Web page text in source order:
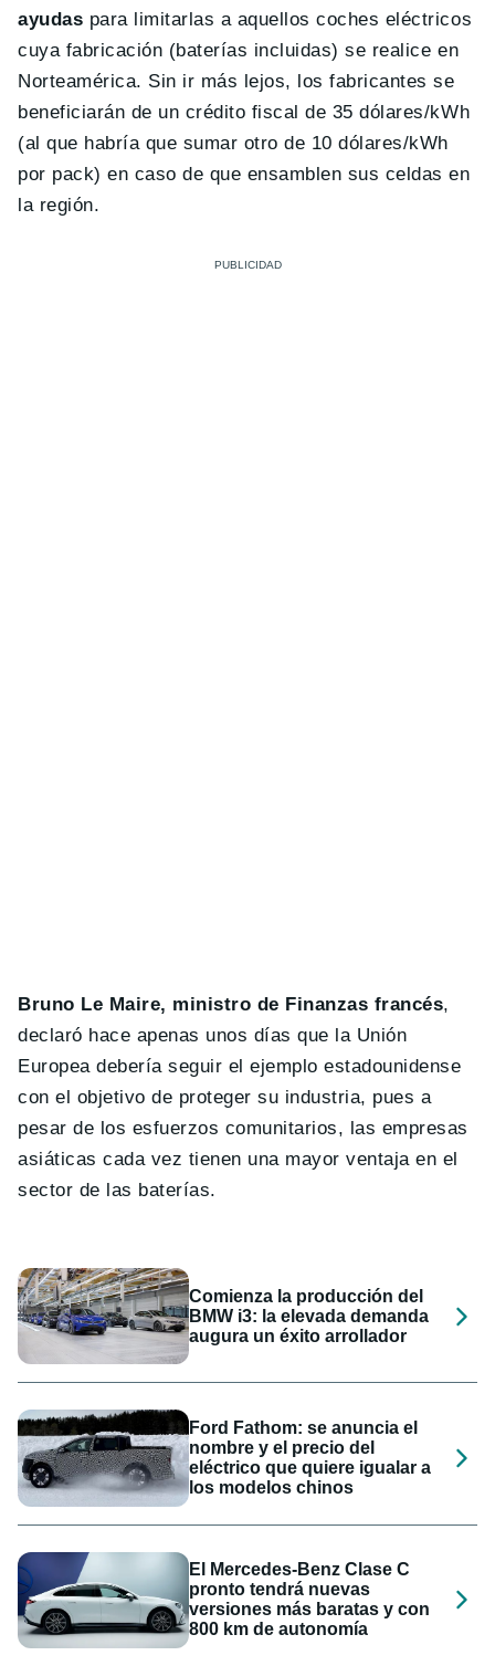
ayudas para limitarlas a aquellos coches eléctricos
cuya fabricación (baterías incluidas) se realice en
Norteamérica. Sin ir más lejos, los fabricantes se
beneficiarán de un crédito fiscal de 35 dólares/kWh
(al que habría que sumar otro de 10 dólares/kWh
por pack) en caso de que ensamblen sus celdas en
la región.
Bruno Le Maire, ministro de Finanzas francés,
declaró hace apenas unos días que la Unión
Europea debería seguir el ejemplo estadounidense
con el objetivo de proteger su industria, pues a
pesar de los esfuerzos comunitarios, las empresas
asiáticas cada vez tienen una mayor ventaja en el
sector de las baterías.
Comienza la producción del
BMW i3: la elevada demanda
augura un éxito arrollador
Ford Fathom: se anuncia el
nombre y el precio del
eléctrico que quiere igualar a
los modelos chinos
El Mercedes-Benz Clase C
pronto tendrá nuevas
versiones más baratas y con
800 km de autonomía